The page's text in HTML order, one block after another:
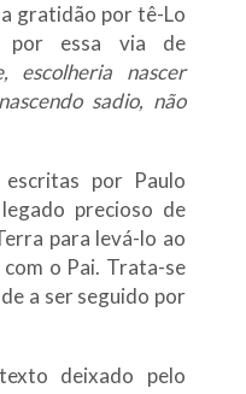
gratidão por tê-Lo
por essa via de
escolheria nascer
sadio, não
por Paulo
precioso de
para levá-lo ao
o Pai. Trata-se
a ser seguido por
deixado pelo